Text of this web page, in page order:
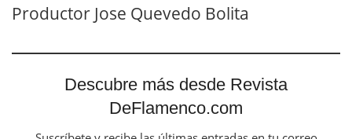
Productor Jose Quevedo Bolita
Descubre más desde Revista
DeFlamenco.com